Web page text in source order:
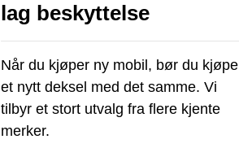
lag beskyttelse
Når du kjøper ny mobil, bør du kjøpe
et nytt deksel med det samme. Vi
tilbyr et stort utvalg fra flere kjente
merker.